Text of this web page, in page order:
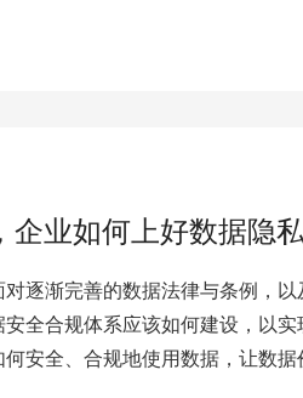
业如何上好数据隐
对逐渐完善的数据法律与条例，
安全合规体系应该如何建设，以
何安全、合规地使用数据，让数据